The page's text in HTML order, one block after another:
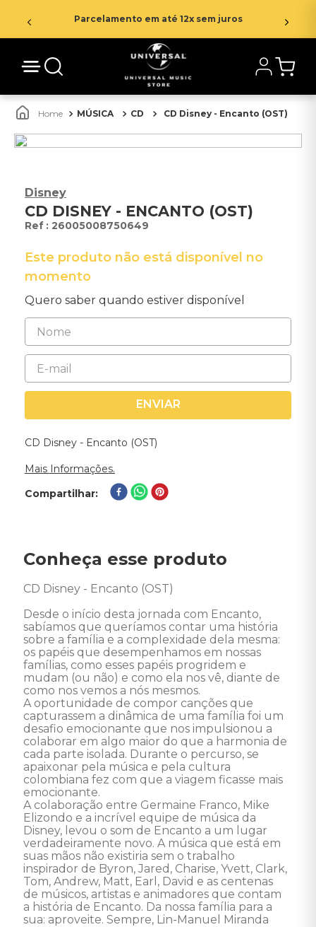
Parcelamento em até 12x sem juros
MÚSICA CD CD Disney - Encanto (OST)
Disney
CD DISNEY - ENCANTO (OST)
: 26005008750649
Este produto não está disponível no
momento
Quero saber quando estiver disponível
ENVIAR
CD Disney - Encanto (OST)
Mais Informações.
Compartilhar
Conheça esse produto
CD Disney - Encanto (OST)
Desde o início desta jornada com Encanto,
sabíamos que queríamos contar uma história
sobre a família e a complexidade dela mesma:
os papéis que desempenhamos em nossas
famílias, como esses papéis progridem e
mudam (ou não) e como ela nos vê, diante de
como nos vemos a nós mesmos.
A oportunidade de compor canções que
capturassem a dinâmica de uma família foi um
desafio emocionante que nos impulsionou a
colaborar em algo maior do que a harmonia de
cada parte isolada. Durante o percurso, se
apaixonar pela música e pela cultura
colombiana fez com que a viagem ficasse mais
emocionante.
A colaboração entre Germaine Franco, Mike
Elizondo e a incrível equipe de música da
Disney, levou o som de Encanto a um lugar
verdadeiramente novo. A música que está em
suas mãos não existiria sem o trabalho
inspirador de Byron, Jared, Charise, Yvett, Clark,
Tom, Andrew, Matt, Earl, David e as centenas
de músicos, artistas e animadores que contam
a história de Encanto. Da nossa família para a
sua: aproveite. Sempre, Lin-Manuel Miranda